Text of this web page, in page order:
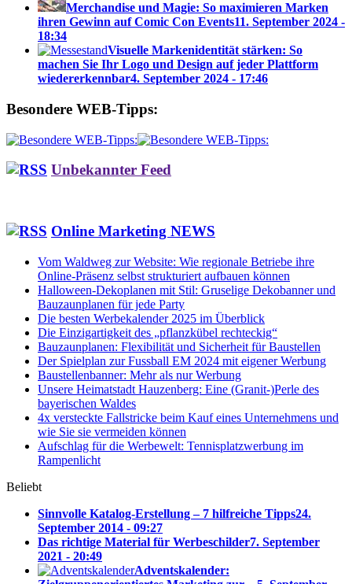
Merchandise und Magie: So maximieren Marken
ihren Gewinn auf Comic Con Events11. September 2024 -
18:34
Visuelle Markenidentität stärken: So
machen Sie Ihr Logo und Design auf jeder Plattform
wiedererkennbar4. September 2024 - 17:46
Besondere WEB-Tipps:
Unbekannter Feed
Online Marketing NEWS
Vom Waldweg zur Website: Wie regionale Betriebe ihre
Online-Präsenz selbst strukturiert aufbauen können
Halloween-Dekoplanen mit Stil: Gruselige Dekobanner und
Bauzaunplanen für jede Party
Die besten Werbekalender 2025 im Überblick
Die Einzigartigkeit des „pflanzkübel rechteckig“
Bauzaunplanen: Flexibilität und Sicherheit für Baustellen
Der Spielplan zur Fussball EM 2024 mit eigener Werbung
Baustellenbanner: Mehr als nur Werbung
Unsere Heimatstadt Hauzenberg: Eine (Granit-)Perle des
bayerischen Waldes
4x versteckte Fallstricke beim Kauf eines Unternehmens und
wie Sie sie vermeiden können
Aufschlag für die Werbewelt: Tennisplatzwerbung im
Rampenlicht
Beliebt
Sinnvolle Katalog-Erstellung – 7 hilfreiche Tipps24.
September 2014 - 09:27
Das richtige Material für Werbeschilder7. September
2021 - 20:49
Adventskalender: